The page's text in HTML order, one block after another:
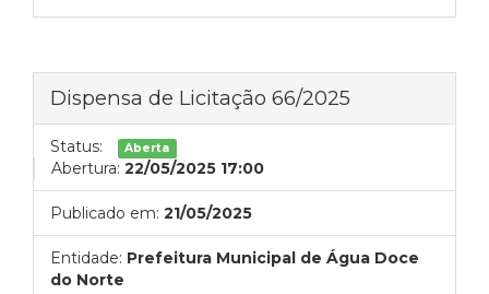
Dispensa de Licitação 66/2025
Status: Aberta
Abertura: 22/05/2025 17:00
Publicado em: 21/05/2025
Entidade: Prefeitura Municipal de Água Doce
do Norte